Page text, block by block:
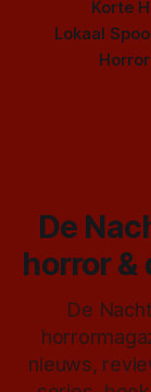
Korte
Lokaal
De
horror
De
nieuws,